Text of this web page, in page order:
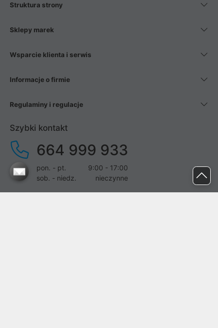
Struktura strony
Sklepy marek
Wsparcie klienta i serwis
Informacje o firmie
Regulaminy i regulacje
Szybki kontakt
664 999 933
pon. - pt.
9:00 - 17:00
sob. - niedz.
nieczynne